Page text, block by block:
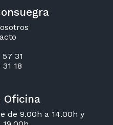
31
18
Oficina
de 9.00h a 14.00h y